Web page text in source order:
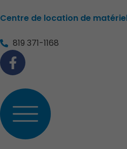
au
Centre de location de
819 371-1168
F
a
e
b
o
o